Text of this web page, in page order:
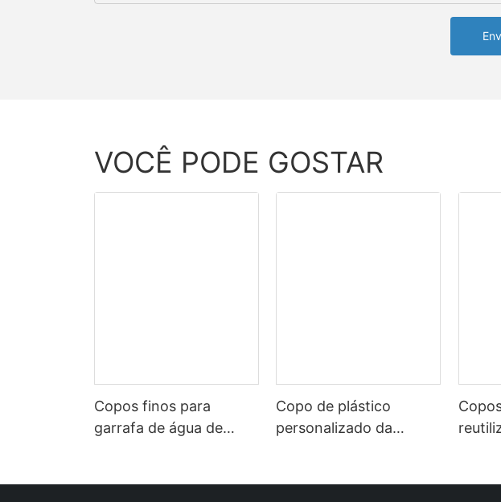
VOCÊ PODE GOSTAR
Copos finos para
garrafa de água de
Copo de plástico
personalizado da